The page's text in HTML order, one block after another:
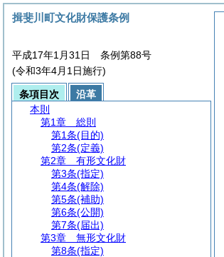
揖斐川町文化財保護条例
平成17年1月31日 条例第88号
(令和3年4月1日施行)
条項目次
沿革
本則
第1章
総則
第1条(目的)
第2条(定義)
第2章
有形文化財
第3条(指定)
第4条(解除)
第5条(補助)
第6条(公開)
第7条(届出)
第3章
無形文化財
第8条(指定)